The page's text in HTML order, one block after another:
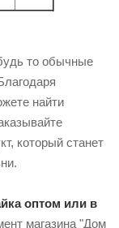
то обычные
найти
который станет
оптом или в
магазина "Дом